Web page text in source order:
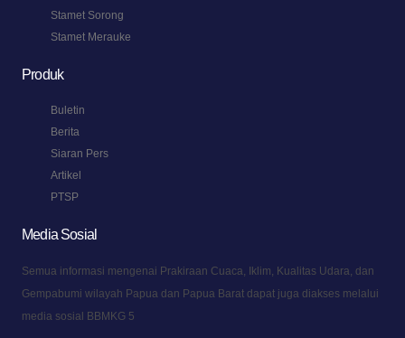
Stamet Sorong
Stamet Merauke
Produk
Buletin
Berita
Siaran Pers
Artikel
PTSP
Media Sosial
Semua informasi mengenai Prakiraan Cuaca, Iklim, Kualitas Udara, dan
Gempabumi wilayah Papua dan Papua Barat dapat juga diakses melalui
media sosial BBMKG 5